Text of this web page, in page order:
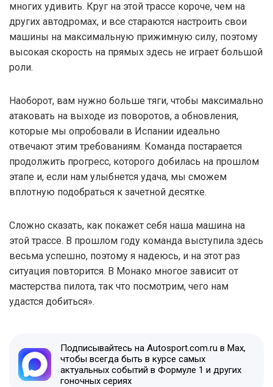
многих удивить. Круг на этой трассе короче, чем на
других автодромах, и все стараются настроить свои
машины на максимальную прижимную силу, поэтому
высокая скорость на прямых здесь не играет большой
роли.
Наоборот, вам нужно больше тяги, чтобы максимально
атаковать на выходе из поворотов, а обновления,
которые мы опробовали в Испании идеально
отвечают этим требованиям. Команда постарается
продолжить прогресс, которого добилась на прошлом
этапе и, если нам улыбнется удача, мы сможем
вплотную подобраться к зачетной десятке.
Сложно сказать, как покажет себя наша машина на
этой трассе. В прошлом году команда выступила здесь
весьма успешно, поэтому я надеюсь, и на этот раз
ситуация повторится. В Монако многое зависит от
мастерства пилота, так что посмотрим, чего нам
удастся добиться».
Подписывайтесь на Autosport.com.ru в Max,
чтобы всегда быть в курсе самых
актуальных событий в Формуле 1 и других
гоночных сериях